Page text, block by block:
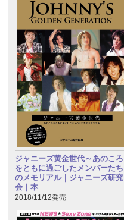
ジャニーズ黄金世代～あのころ
をともに過ごしたメンバーたち
のメモリアル｜ジャニーズ研究
会｜本
2018/11/12発売